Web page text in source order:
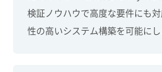
検証ノウハウで高度な要件にも
性の高いシステム構築を可能にし